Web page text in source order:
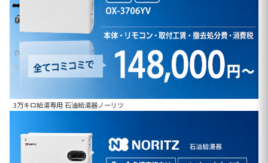
3万キロ給湯専用 石油給湯器ノーリツ